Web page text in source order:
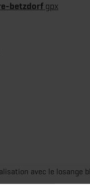
betzdorf gpx
avec le losange